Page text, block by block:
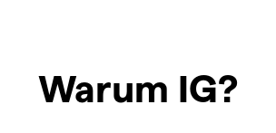
Warum IG?